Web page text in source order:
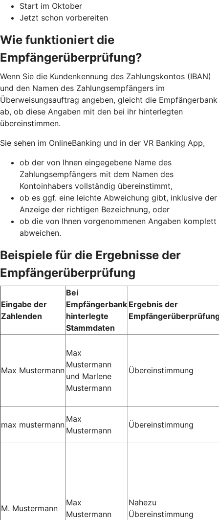
Start im Oktober
Jetzt schon vorbereiten
Wie funktioniert die
Empfängerüberprüfung?
Wenn Sie die Kundenkennung des Zahlungskontos (IBAN)
und den Namen des Zahlungsempfängers im
Überweisungsauftrag angeben, gleicht die Empfängerbank
ab, ob diese Angaben mit den bei ihr hinterlegten
übereinstimmen.
Sie sehen im OnlineBanking und in der VR Banking App,
ob der von Ihnen eingegebene Name des
Zahlungsempfängers mit dem Namen des
Kontoinhabers vollständig übereinstimmt,
ob es ggf. eine leichte Abweichung gibt, inklusive der
Anzeige der richtigen Bezeichnung, oder
ob die von Ihnen vorgenommenen Angaben komplett
abweichen.
Beispiele für die Ergebnisse der
Empfängerüberprüfung
Eingabe der
Zahlenden
Bei
Empfängerbank
hinterlegte
Stammdaten
Ergebnis der
Max Mustermann
Max
Mustermann
und Marlene
Mustermann
Übereinstimmung
max mustermann
Max
Mustermann
Übereinstimmung
M. Mustermann
Max
Mustermann
Nahezu
Übereinstimmung